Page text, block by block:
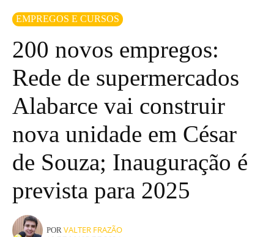
EMPREGOS E CURSOS
200 novos empregos:
Rede de supermercados
Alabarce vai construir
nova unidade em César
de Souza; Inauguração é
prevista para 2025
POR VALTER FRAZÃO